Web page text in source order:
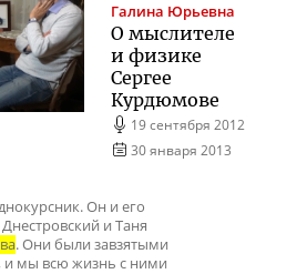
Галина Юрьевна
О мыслителе
и физике
Сергее
Курдюмове
19 сентября 2012
30 января 2013
Он и его
и Таня
. Они были завзятыми
и мы всю жизнь с ними